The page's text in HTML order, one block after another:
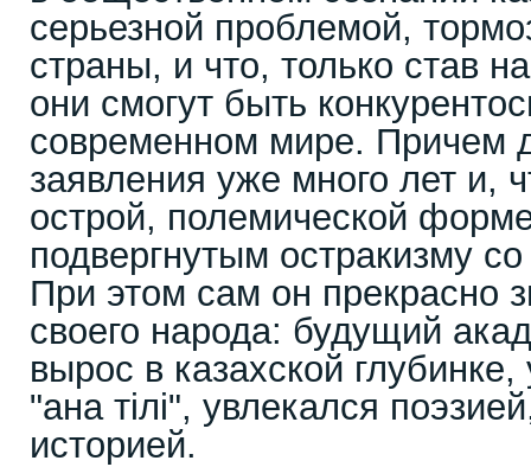
серьезной проблемой,
страны, и что, только став
они смогут быть
современном мире. Причем
заявления уже много лет и,
острой, полемической
подвергнутым остракизму
При этом сам он прекрасно
своего народа: будущий
вырос в казахской
"ана тiлi", увлекался
историей.